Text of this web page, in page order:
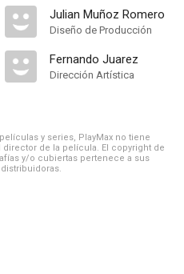
Julian Muñoz Romero
Diseño de Producción
Fernando Juarez
Dirección Artística
y series, PlayMax no tiene
de la película. El copyright de
y/o cubiertas pertenece a sus